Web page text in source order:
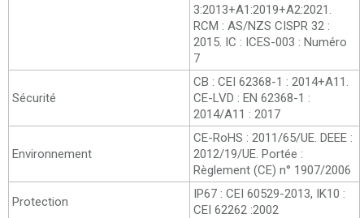
3:2013+A1:2019+A2:2021.
RCM : AS/NZS CISPR 32 :
2015. IC : ICES-003 : Numéro
7
Sécurité
CB : CEI 62368-1 : 2014+A11.
CE-LVD : EN 62368-1 :
2014/A11 : 2017
Environnement
CE-RoHS : 2011/65/UE. DEEE :
2012/19/UE. Portée :
Règlement (CE) n° 1907/2006
Protection
IP67 : CEI 60529-2013, IK10 :
CEI 62262 :2002